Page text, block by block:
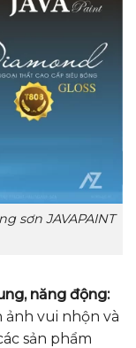
sơn JAVAPAINT
năng động:
ảnh vui nhộn và
sản phẩm